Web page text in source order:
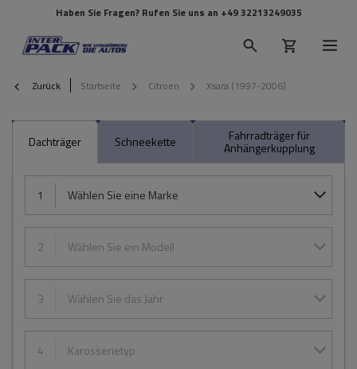
Haben Sie Fragen? Rufen Sie uns an +49 32213249035
Zurück Startseite Citroen Xsara (1997-2006)
Dachträger Schneekette Fahrradträger für
Anhängerkupplung
1 Wählen Sie eine Marke
2 Wählen Sie ein Modell
3 Wählen Sie das Jahr
4 Karosserietyp